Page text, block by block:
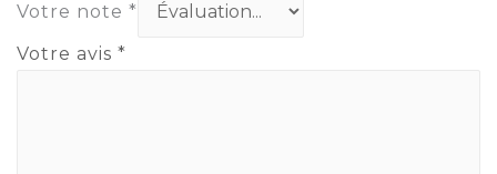
Votre note *
Votre avis *